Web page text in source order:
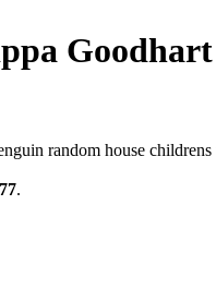
random house
.